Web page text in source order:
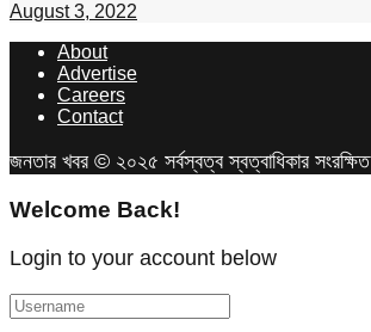
August 3, 2022
About
Advertise
Careers
Contact
জনতার খবর © ২০২৫ সর্বস্বত্ব স্বত্বাধিকার সংরক্ষিত
Welcome Back!
Login to your account below